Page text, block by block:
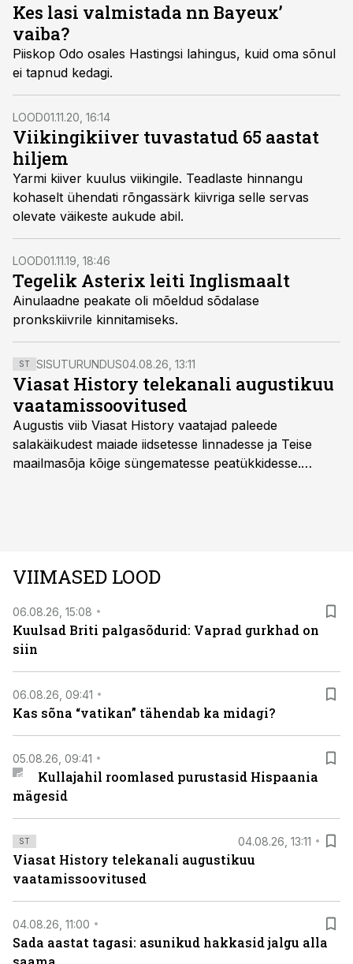
Kes lasi valmistada nn Bayeux’
vaiba?
Piiskop Odo osales Hastingsi lahingus, kuid oma sõnul
ei tapnud kedagi.
LOOD01.11.20, 16:14
Viikingikiiver tuvastatud 65 aastat
hiljem
Yarmi kiiver kuulus viikingile. Teadlaste hinnangu
kohaselt ühendati rõngas­särk kiivriga selle servas
olevate väikeste aukude abil.
LOOD01.11.19, 18:46
Tegelik Asterix leiti Inglismaalt
Ainulaadne peakate oli mõeldud sõdalase
pronkskiivrile kinnitamiseks.
ST SISUTURUNDUS04.08.26, 13:11
Viasat History telekanali augustikuu
vaatamissoovitused
Augustis viib Viasat History vaatajad paleede
salakäikudest maiade iidsetesse linnadesse ja Teise
maailmasõja kõige süngematesse peatükkidesse.
viasathistory.eu/ee
VIIMASED LOOD
06.08.26, 15:08
Kuulsad Briti palgasõdurid: Vaprad gurkhad on
siin
06.08.26, 09:41
Kas sõna “vatikan” tähendab ka midagi?
05.08.26, 09:41
Kullajahil roomlased purustasid Hispaania
mägesid
ST 04.08.26, 13:11
Viasat History telekanali augustikuu
vaatamissoovitused
04.08.26, 11:00
Sada aastat tagasi: asunikud hakkasid jalgu alla